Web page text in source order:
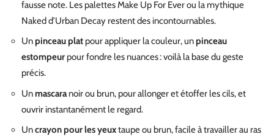
fausse note. Les palettes Make Up For Ever ou la mythique
Naked d’Urban Decay restent des incontournables.
Unpinceau plat pour appliquer la couleur, unpinceau
estompeur pour fondre les nuances : voilà la base du geste
précis.
Unmascaranoir ou brun, pour allonger et étoffer les cils, et
ouvrir instantanément le regard.
Uncrayon pour les yeuxtaupe ou brun, facile à travailler au ras